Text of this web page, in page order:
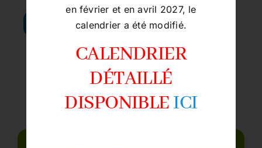
En savoir plus
Éduquer à la manière
dominicaine c’est :
en février et en avril 2027, le
calendrier a été modifié.
CALENDRIER
DÉTAILLÉ
DISPONIBLEICI